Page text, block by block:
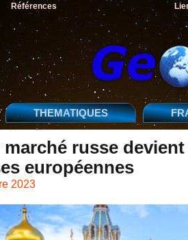
Références
THEMATIQUES
marché russe
européennes
2023